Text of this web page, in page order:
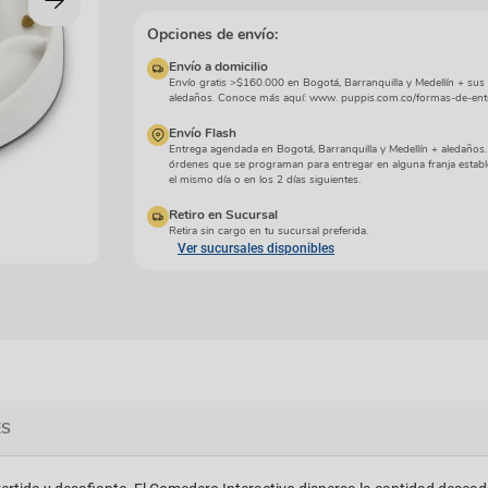
Cuidados especiales
Opciones de envío:
Envío a domicilio
Envío gratis >$160.000 en Bogotá, Barranquilla y Medellín +
aledaños. Conoce más aquí: www. puppis.com.co/formas-de-
Envío Flash
Entrega agendada en Bogotá, Barranquilla y Medellín +
órdenes que se programan para entregar en alguna franja
el mismo día o en los 2 días siguientes.
Retiro en Sucursal
Retira sin cargo en tu sucursal preferida.
Ver sucursales disponibles